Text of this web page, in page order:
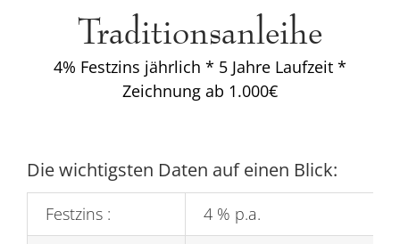
Traditionsanleihe
4% Festzins jährlich * 5 Jahre Laufzeit *
Zeichnung ab 1.000€
Die wichtigsten Daten auf einen Blick:
Festzins :
4 % p.a.